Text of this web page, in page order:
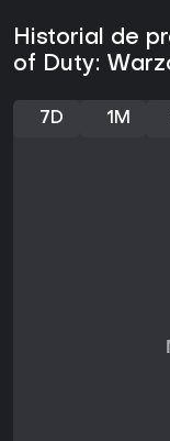
Historial de
of Duty:
7D 1M